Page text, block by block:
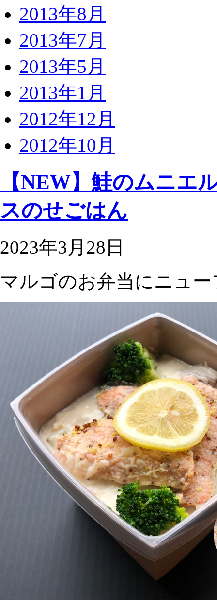
2013年8月
2013年7月
2013年5月
2013年1月
2012年12月
2012年10月
【NEW】鮭のムニエ
スのせごはん
2023年3月28日
マルゴのお弁当にニュ